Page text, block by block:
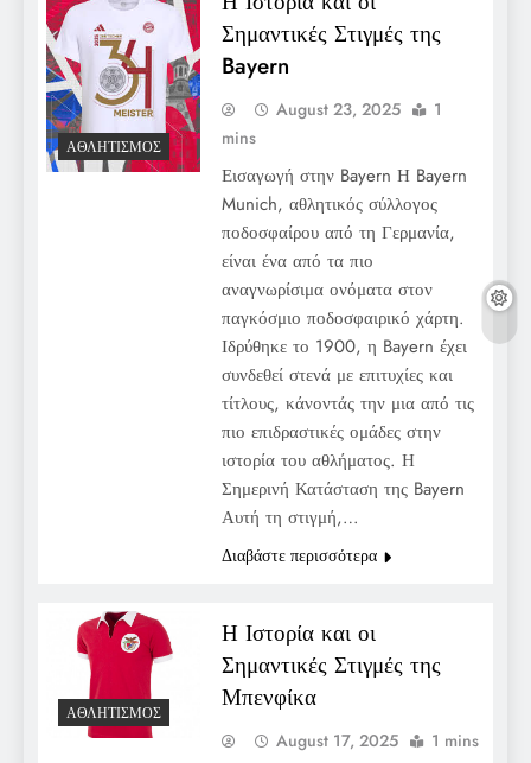
ΑΘΛΗΤΙΣΜΌΣ
Σημαντικές Στιγμές της
Bayern
August 23, 2025
1
mins
Εισαγωγή στην Bayern Η Bayern
Munich, αθλητικός σύλλογος
ποδοσφαίρου από τη Γερμανία,
είναι ένα από τα πιο
αναγνωρίσιμα ονόματα στον
παγκόσμιο ποδοσφαιρικό χάρτη.
Ιδρύθηκε το 1900, η Bayern έχει
συνδεθεί στενά με επιτυχίες και
τίτλους, κάνοντάς την μια από τις
πιο επιδραστικές ομάδες στην
ιστορία του αθλήματος. Η
Σημερινή Κατάσταση της Bayern
Αυτή τη στιγμή,…
Διαβάστε περισσότερα
ΑΘΛΗΤΙΣΜΌΣ
Η Ιστορία και οι
Σημαντικές Στιγμές της
Μπενφίκα
August 17, 2025 1 mins